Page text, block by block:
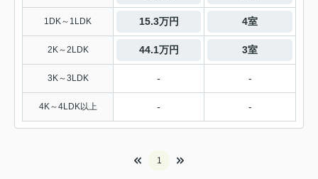
1DK～1LDK 15.3万円 4室
2K～2LDK 44.1万円 3室
3K～3LDK - -
4K～4LDK以上 - -
1